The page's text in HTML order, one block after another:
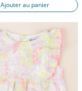
Ajouter au panier